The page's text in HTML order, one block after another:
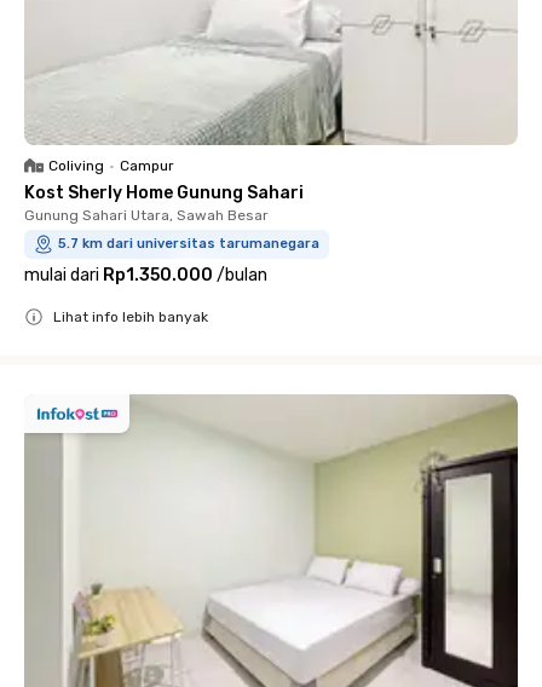
Coliving • Campur
Kost Sherly Home Gunung Sahari
Gunung Sahari Utara, Sawah Besar
5.7 km dari universitas tarumanegara
mulai dari Rp1.350.000 /bulan
Lihat info lebih banyak